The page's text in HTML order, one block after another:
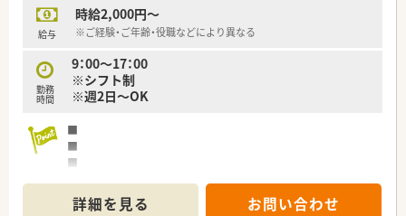
給与
時給2,000円～
※ご経験・ご年齢・役職などにより異なる
勤務
時間
9：00～17：00
※シフト制
※週2日～OK
■
■
■
詳細を見る お問い合わせ